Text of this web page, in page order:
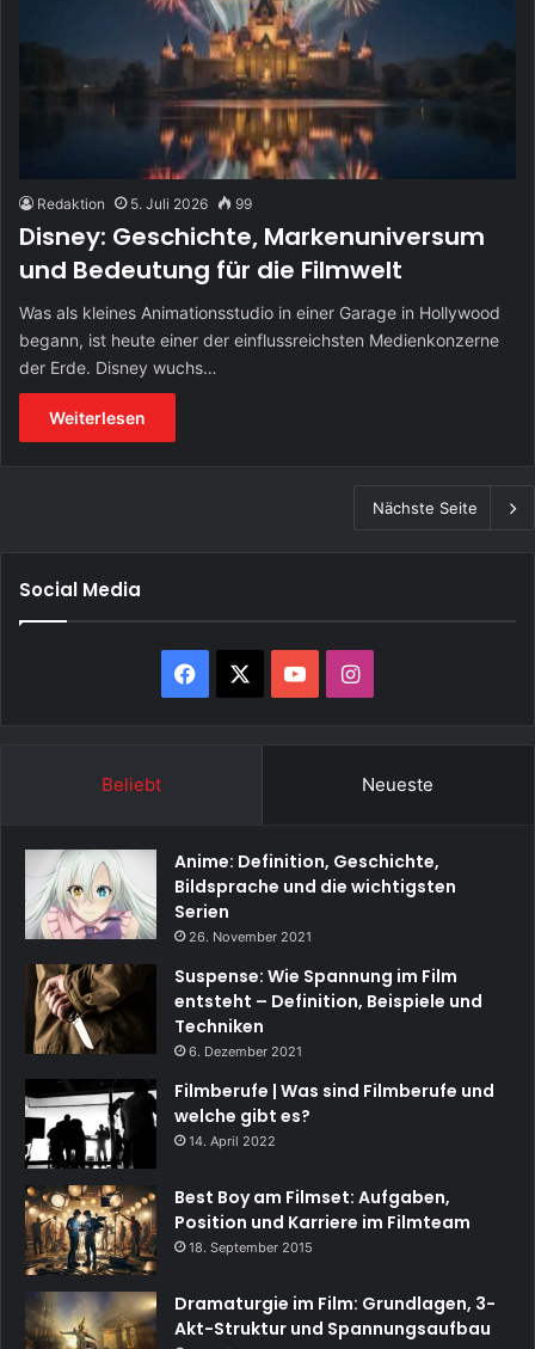
Redaktion 5. Juli 2026 99
Disney: Geschichte, Markenuniversum
und Bedeutung für die Filmwelt
Was als kleines Animationsstudio in einer Garage in Hollywood
begann, ist heute einer der einflussreichsten Medienkonzerne
der Erde. Disney wuchs…
Weiterlesen
Nächste Seite
Social Media
Facebook YouTubeInstagram
Beliebt Neueste
Anime: Definition, Geschichte,
Bildsprache und die wichtigsten
Serien
26. November 2021
Suspense: Wie Spannung im Film
entsteht – Definition, Beispiele und
Techniken
6. Dezember 2021
Filmberufe | Was sind Filmberufe und
welche gibt es?
14. April 2022
Best Boy am Filmset: Aufgaben,
Position und Karriere im Filmteam
18. September 2015
Dramaturgie im Film: Grundlagen, 3-
Akt-Struktur und Spannungsaufbau